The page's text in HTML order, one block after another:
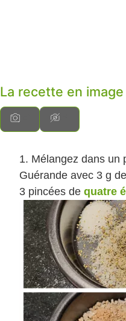
La recette en image
Mélangez dans un
Guérande avec 3 g
3 pincées de quatre